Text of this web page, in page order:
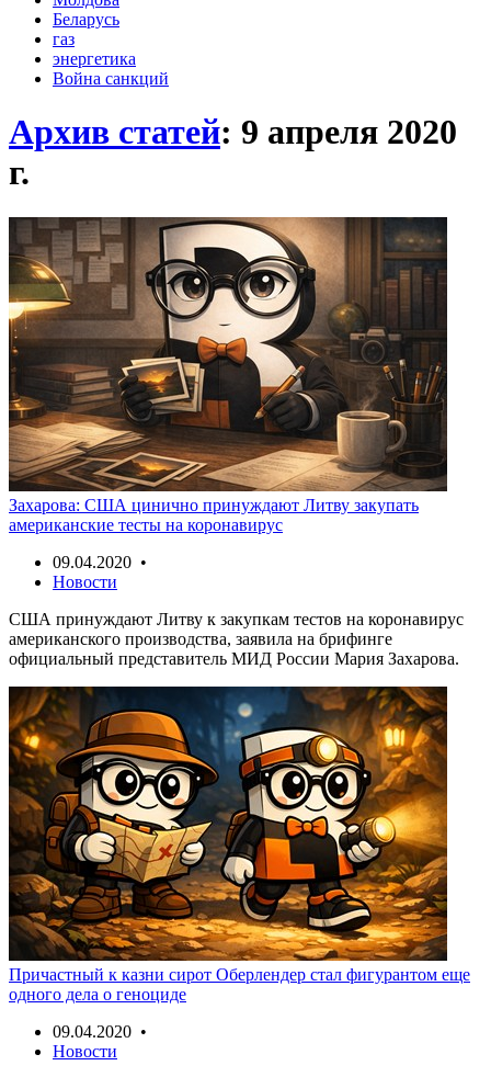
Беларусь
газ
энергетика
Война санкций
Архив статей: 9 апреля 2020
г.
Захарова: США цинично принуждают Литву закупать
американские тесты на коронавирус
09.04.2020 •
Новости
США принуждают Литву к закупкам тестов на коронавирус
американского производства, заявила на брифинге
официальный представитель МИД России Мария Захарова.
Причастный к казни сирот Оберлендер стал фигурантом еще
одного дела о геноциде
09.04.2020 •
Новости